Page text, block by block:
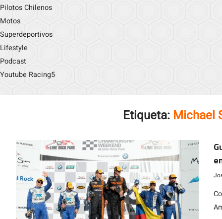
Pilotos Chilenos
Motos
Superdeportivos
Lifestyle
Podcast
Youtube Racing5
Etiqueta: Michael